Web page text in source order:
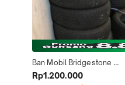
Ban Mobil Bridgestone
215/60/17 4pcs Siap pakai
Rp1.200.000